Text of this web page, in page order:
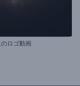
ロゴ動画